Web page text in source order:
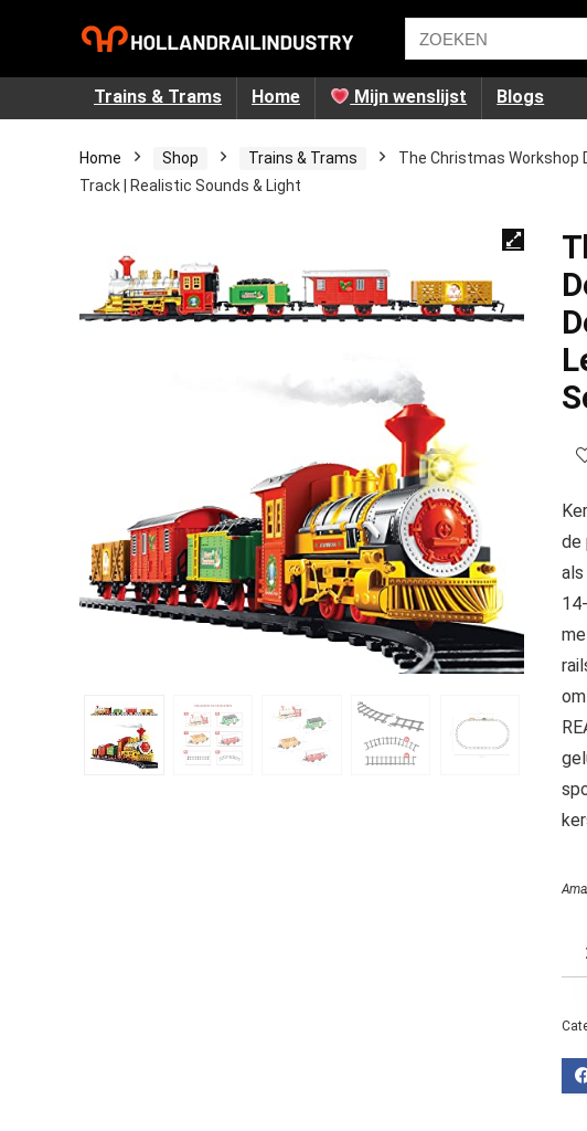
Trains & Trams Home Mijn wenslijst Blogs
Home Shop Trains & Trams
The Christmas Workshop
Track | Realistic Sounds & Light
de